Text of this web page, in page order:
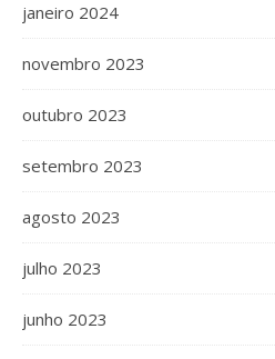
janeiro 2024
novembro 2023
outubro 2023
setembro 2023
agosto 2023
julho 2023
junho 2023